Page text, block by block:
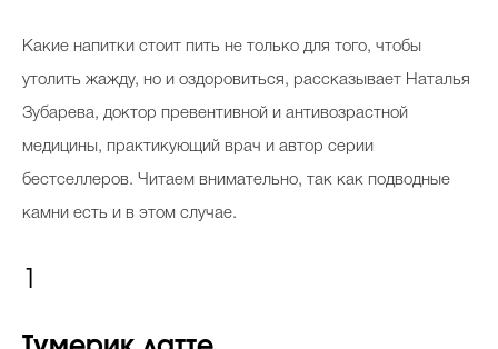
Какие напитки стоит пить не только для того, чтобы
утолить жажду, но и оздоровиться, рассказывает Наталья
Зубарева, доктор превентивной и антивозрастной
медицины, практикующий врач и автор серии
бестселлеров. Читаем внимательно, так как подводные
камни есть и в этом случае.